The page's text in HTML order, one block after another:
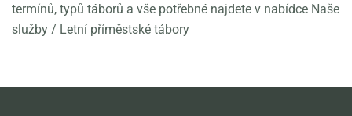
termínů, typů táborů a vše potřebné najdete v nabídce Naše
služby / Letní příměstské tábory